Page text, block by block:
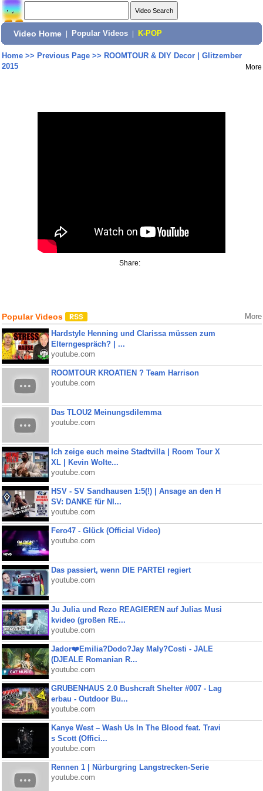
Video Home Popular Videos K-POP
Home>> Previous Page>> ROOMTOUR & DIY Decor | Glitzember
2015
More
Share:
Popular Videos More
Hardstyle Henning und Clarissa müssen zum
Elterngespräch? | ...
youtube.com
ROOMTOUR KROATIEN ? Team Harrison
youtube.com
Das TLOU2 Meinungsdilemma
youtube.com
Ich zeige euch meine Stadtvilla | Room Tour X
XL | Kevin Wolte...
youtube.com
HSV - SV Sandhausen 1:5(!) | Ansage an den H
SV: DANKE für NI...
youtube.com
Fero47 - Glück (Official Video)
youtube.com
Das passiert, wenn DIE PARTEI regiert
youtube.com
Ju Julia und Rezo REAGIEREN auf Julias Musi
kvideo (großen RE...
youtube.com
Jador❤️Emilia?Dodo?Jay Maly?Costi - JALE
(DJEALE Romanian R...
youtube.com
GRUBENHAUS 2.0 Bushcraft Shelter #007 - Lag
erbau - Outdoor Bu...
youtube.com
Kanye West – Wash Us In The Blood feat. Travi
s Scott (Offici...
youtube.com
Rennen 1 | Nürburgring Langstrecken-Serie
youtube.com